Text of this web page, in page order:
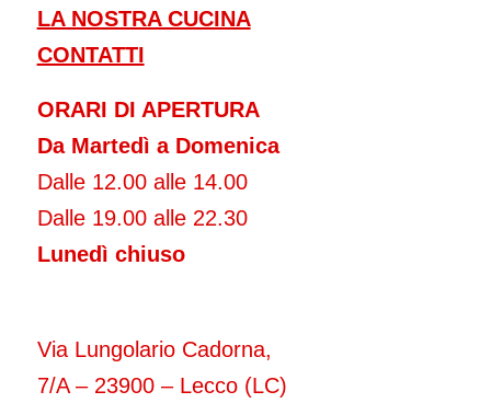
LA NOSTRA CUCINA
CONTATTI
ORARI DI APERTURA
Da Martedì a Domenica
Dalle 12.00 alle 14.00
Dalle 19.00 alle 22.30
Lunedì chiuso
Via Lungolario Cadorna,
7/A – 23900 – Lecco (LC)